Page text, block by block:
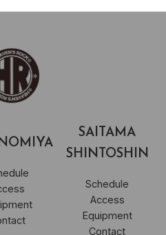
SAITAMA
SHINTOSHIN
Schedule
Access
Equipment
Contact